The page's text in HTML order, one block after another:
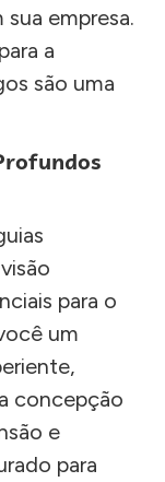
empresa.
a
são uma
para o
um
concepção
e
para